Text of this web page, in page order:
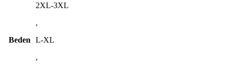
Beden
2XL-3XL
,
L-XL
,